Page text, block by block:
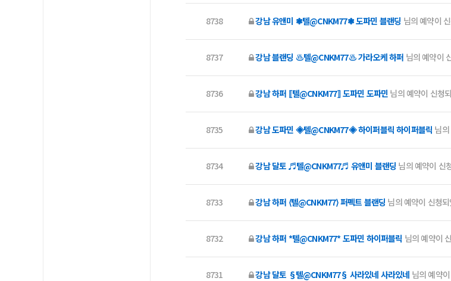
8738 강남 유앤미 ❃텔@CNKM77❃ 도파민 블랜딩 님의 예약이
8737 강남 블랜딩 ♨텔@CNKM77♨ 가라오케 하퍼 님의 예약이
8736 강남 하퍼 ⟦텔@CNKM77⟧ 도파민 도파민 님의 예약이 신청
8735 강남 도파민 ◈텔@CNKM77◈ 하이퍼블릭 하이퍼블릭 님
8734 강남 달토 ♬텔@CNKM77♬ 유앤미 블랜딩 님의 예약이 신
8733 강남 하퍼 ⟨텔@CNKM77⟩ 퍼펙트 블랜딩 님의 예약이 신청
8732 강남 하퍼 *텔@CNKM77* 도파민 하이퍼블릭 님의 예약이
8731 강남 달토 §텔@CNKM77§ 사라있네 사라있네 님의 예약